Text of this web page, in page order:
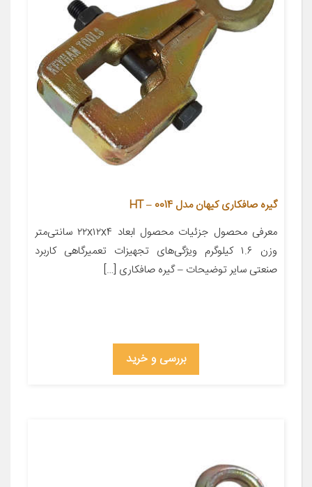
گیره صافکاری کیهان مدل HT – 0014
معرفی محصول جزئیات محصول ابعاد ۲۲x۱۲x۴ سانتی‌متر
وزن ۱.۶ کیلوگرم ویژگی‌های تجهیزات تعمیرگاهی کاربرد
صنعتی سایر توضیحات – گیره صافکاری […]
بررسی و خرید